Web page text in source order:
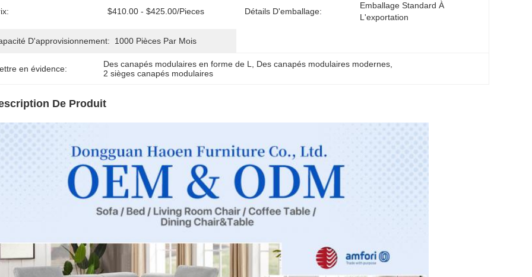
$410.00 - $425.00/pieces Détails D'emballage:
Emballage Standard À
L'exportation
D'approvisionnement: 1000 Pièces Par Mois
en évidence: Des canapés modulaires en forme de L Des canapés modulaires modernes
2 sièges canapés modulaires
De Produit